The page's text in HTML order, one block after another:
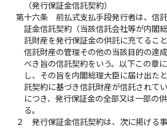
（発行保証金信託契約）
第十六条
前払式支払手段発行者は、信
証金信託契約（当該信託会社等が内閣
託財産を発行保証金の供託に充てるこ
信託財産の管理その他の当該目的の達
べき旨の信託契約をいう。以下この章
し、その旨を内閣総理大臣に届け出た
託契約に基づき信託財産が信託されて
につき、発行保証金の全部又は一部の
る。
２
発行保証金信託契約は、次に掲げる